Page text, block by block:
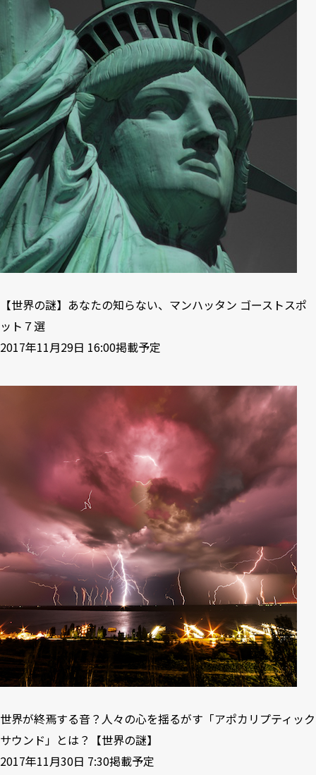
【世界の謎】あなたの知らない、マンハッタン ゴーストスポ
ット７選
2017年11月29日 16:00掲載予定
世界が終焉する音？人々の心を揺るがす「アポカリプティック
サウンド」とは？【世界の謎】
2017年11月30日 7:30掲載予定